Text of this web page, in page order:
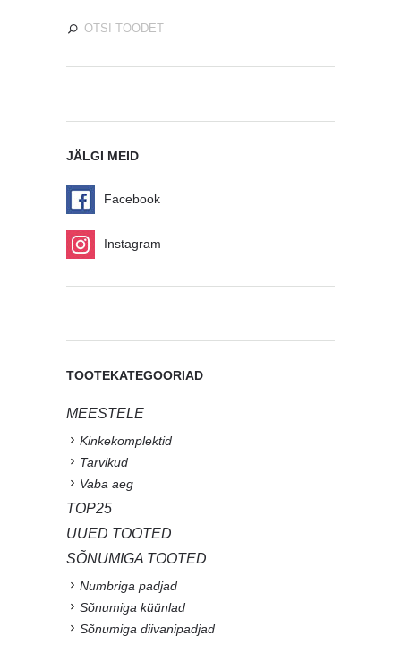
JÄLGI MEID
Facebook
Instagram
TOOTEKATEGOORIAD
MEESTELE
Kinkekomplektid
Tarvikud
Vaba aeg
TOP25
UUED TOOTED
SÕNUMIGA TOOTED
Numbriga padjad
Sõnumiga küünlad
Sõnumiga diivanipadjad